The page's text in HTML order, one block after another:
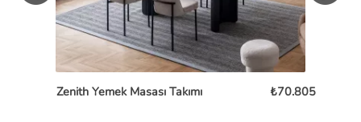
Zenith Yemek Masası Takımı ₺70.805